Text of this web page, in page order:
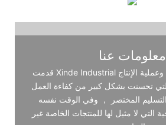
معلومات عنا
قدمت Xinde Industrial التكنولوجيا المتقدمة وعملية الإنتاج
تحسنت بشكل كبير من كفاءة العمل
المختصر ， وفي الوقت نفسه
التي لا مثيل لها للمنتجات الخاصة غير